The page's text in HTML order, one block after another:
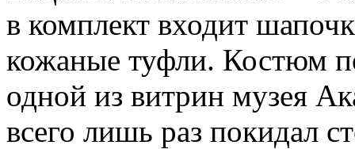
в комплект входит
кожаные туфли. Костюм
одной из витрин музея
всего лишь раз покидал